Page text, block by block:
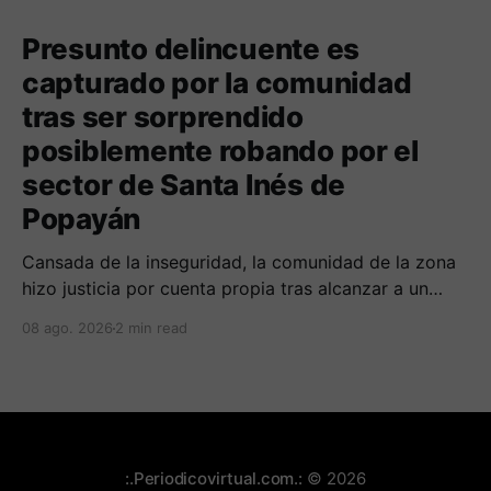
Presunto delincuente es
capturado por la comunidad
tras ser sorprendido
posiblemente robando por el
sector de Santa Inés de
Popayán
Cansada de la inseguridad, la comunidad de la zona
hizo justicia por cuenta propia tras alcanzar a un
comuna cuatro. La gente pedía que lo incineraran,
08 ago. 2026 2 min read
:.Periodicovirtual.com.: © 2026